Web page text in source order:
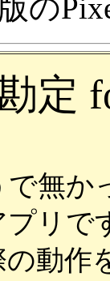
の
定
無か
リで
の動作